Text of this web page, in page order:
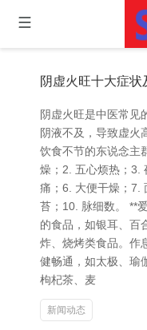
阴虚火旺十大症状
阴虚火旺是中医常见
阴液不及，导致虚火
饮食不节的东说念主
燥；2. 五心烦热；3.
痛；6. 大便干燥；7.
苔；10. 脉细数。 **
的食品，如银耳、百
炸、烧烤类食品。作
健畅通，如太极、瑜
枸杞茶、麦
新闻动态